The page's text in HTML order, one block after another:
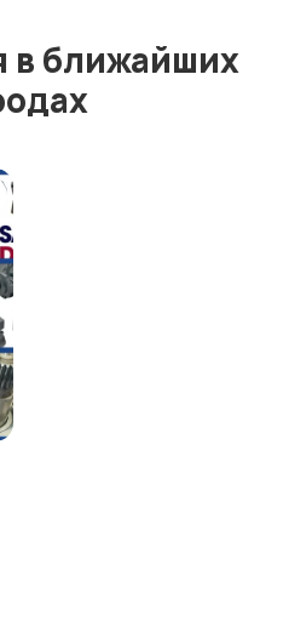
в ближайших